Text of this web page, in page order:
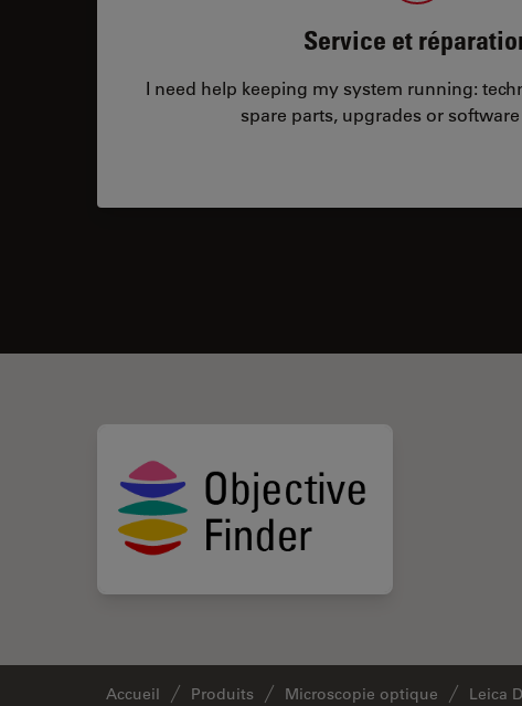
Service et
I need help keeping my system running:
spare parts, upgrades or
Accueil Produits Microscopie optique Leica